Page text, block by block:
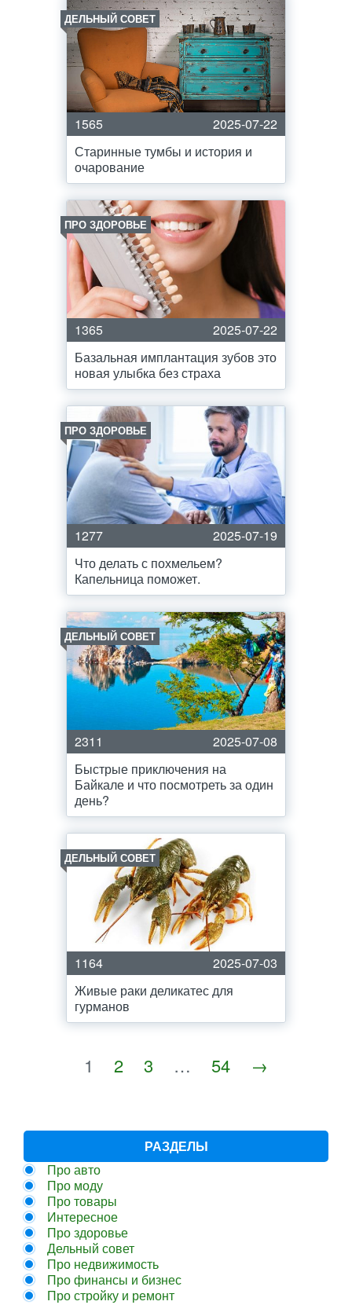
ДЕЛЬНЫЙ СОВЕТ
1565
2025-07-22
Старинные тумбы и история и
очарование
ПРО ЗДОРОВЬЕ
1365
2025-07-22
Базальная имплантация зубов это
новая улыбка без страха
ПРО ЗДОРОВЬЕ
1277
2025-07-19
Что делать с похмельем?
Капельница поможет.
ДЕЛЬНЫЙ СОВЕТ
2311
2025-07-08
Быстрые приключения на
Байкале и что посмотреть за один
день?
ДЕЛЬНЫЙ СОВЕТ
1164
2025-07-03
Живые раки деликатес для
гурманов
1 2 3 … 54 →
РАЗДЕЛЫ
Про авто
Про моду
Про товары
Интересное
Про здоровье
Дельный совет
Про недвижимость
Про финансы и бизнес
Про стройку и ремонт